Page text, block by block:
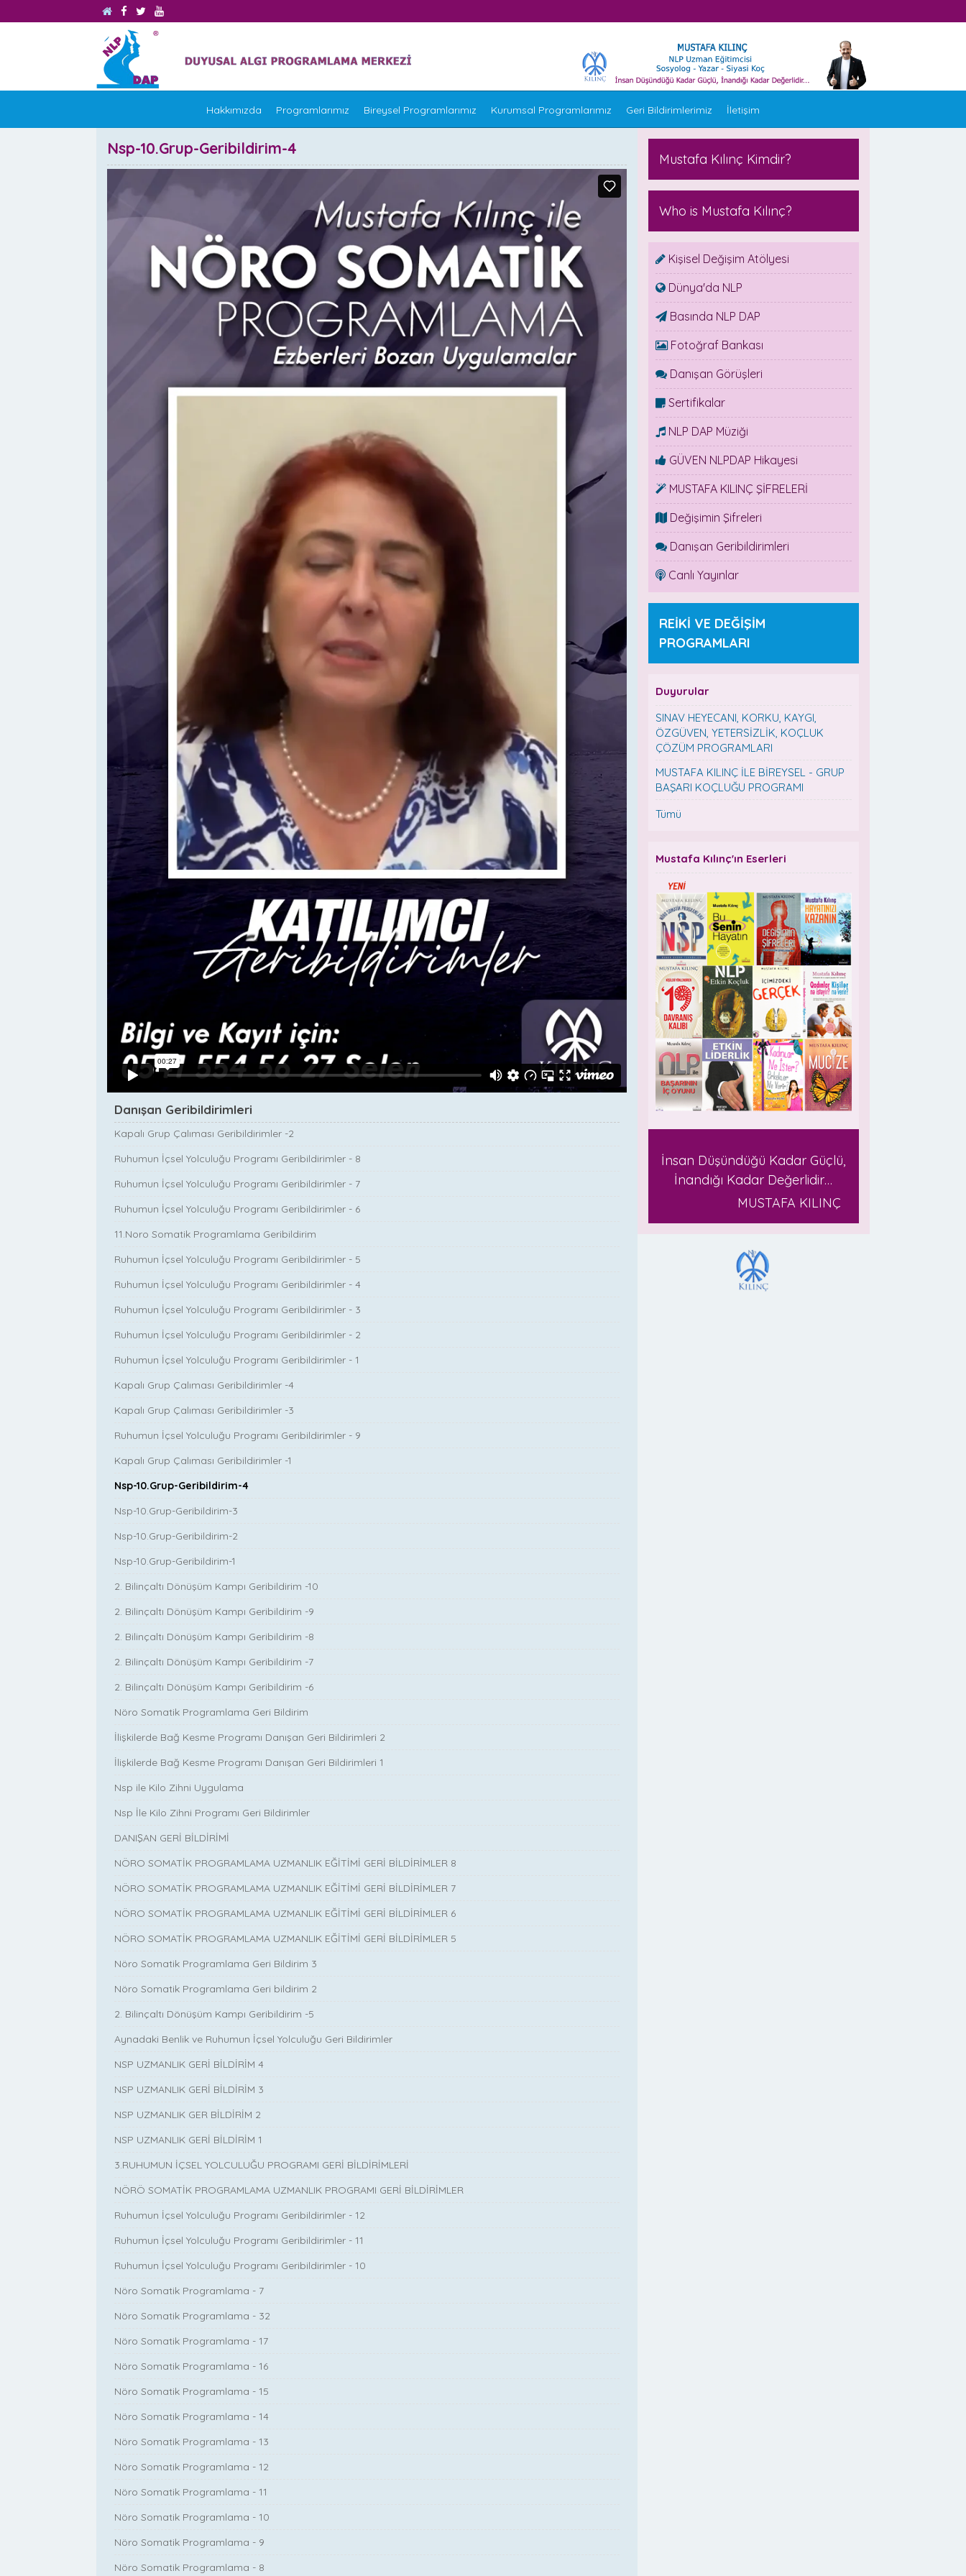
Hakkımızda Programlarımız Bireysel Programlarımız Kurumsal Programlarımız Geri Bildirimlerimiz İletişim
Nsp-10.Grup-Geribildirim-4
Danışan Geribildirimleri
Kapalı Grup Çalıması Geribildirimler -2
Ruhumun İçsel Yolculuğu Programı Geribildirimler - 8
Ruhumun İçsel Yolculuğu Programı Geribildirimler - 7
Ruhumun İçsel Yolculuğu Programı Geribildirimler - 6
11.Noro Somatik Programlama Geribildirim
Ruhumun İçsel Yolculuğu Programı Geribildirimler - 5
Ruhumun İçsel Yolculuğu Programı Geribildirimler - 4
Ruhumun İçsel Yolculuğu Programı Geribildirimler - 3
Ruhumun İçsel Yolculuğu Programı Geribildirimler - 2
Ruhumun İçsel Yolculuğu Programı Geribildirimler - 1
Kapalı Grup Çalıması Geribildirimler -4
Kapalı Grup Çalıması Geribildirimler -3
Ruhumun İçsel Yolculuğu Programı Geribildirimler - 9
Kapalı Grup Çalıması Geribildirimler -1
Nsp-10.Grup-Geribildirim-4
Nsp-10.Grup-Geribildirim-3
Nsp-10.Grup-Geribildirim-2
Nsp-10.Grup-Geribildirim-1
2. Bilinçaltı Dönüşüm Kampı Geribildirim -10
2. Bilinçaltı Dönüşüm Kampı Geribildirim -9
2. Bilinçaltı Dönüşüm Kampı Geribildirim -8
2. Bilinçaltı Dönüşüm Kampı Geribildirim -7
2. Bilinçaltı Dönüşüm Kampı Geribildirim -6
Nöro Somatik Programlama Geri Bildirim
İlişkilerde Bağ Kesme Programı Danışan Geri Bildirimleri 2
İlişkilerde Bağ Kesme Programı Danışan Geri Bildirimleri 1
Nsp ile Kilo Zihni Uygulama
Nsp İle Kilo Zihni Programı Geri Bildirimler
DANIŞAN GERİ BİLDİRİMİ
NÖRO SOMATİK PROGRAMLAMA UZMANLIK EĞİTİMİ GERİ BİLDİRİMLER 8
NÖRO SOMATİK PROGRAMLAMA UZMANLIK EĞİTİMİ GERİ BİLDİRİMLER 7
NÖRO SOMATİK PROGRAMLAMA UZMANLIK EĞİTİMİ GERİ BİLDİRİMLER 6
NÖRO SOMATİK PROGRAMLAMA UZMANLIK EĞİTİMİ GERİ BİLDİRİMLER 5
Nöro Somatik Programlama Geri Bildirim 3
Nöro Somatik Programlama Geri bildirim 2
2. Bilinçaltı Dönüşüm Kampı Geribildirim -5
Aynadaki Benlik ve Ruhumun İçsel Yolculuğu Geri Bildirimler
NSP UZMANLIK GERİ BİLDİRİM 4
NSP UZMANLIK GERİ BİLDİRİM 3
NSP UZMANLIK GER BİLDİRİM 2
NSP UZMANLIK GERİ BİLDİRİM 1
3.RUHUMUN İÇSEL YOLCULUĞU PROGRAMI GERİ BİLDİRİMLERİ
NÖRÖ SOMATİK PROGRAMLAMA UZMANLIK PROGRAMI GERİ BİLDİRİMLER
Ruhumun İçsel Yolculuğu Programı Geribildirimler - 12
Ruhumun İçsel Yolculuğu Programı Geribildirimler - 11
Ruhumun İçsel Yolculuğu Programı Geribildirimler - 10
Nöro Somatik Programlama - 7
Nöro Somatik Programlama - 32
Nöro Somatik Programlama - 17
Nöro Somatik Programlama - 16
Nöro Somatik Programlama - 15
Nöro Somatik Programlama - 14
Nöro Somatik Programlama - 13
Nöro Somatik Programlama - 12
Nöro Somatik Programlama - 11
Nöro Somatik Programlama - 10
Nöro Somatik Programlama - 9
Nöro Somatik Programlama - 8
Mustafa Kılınç Kimdir?
Who is Mustafa Kılınç?
Kişisel Değişim Atölyesi
Dünya'da NLP
Basında NLP DAP
Fotoğraf Bankası
Danışan Görüşleri
Sertifikalar
NLP DAP Müziği
GÜVEN NLPDAP Hikayesi
MUSTAFA KILINÇ ŞİFRELERİ
Değişimin Şifreleri
Danışan Geribildirimleri
Canlı Yayınlar
REİKİ VE DEĞİŞİM
PROGRAMLARI
Duyurular
SINAV HEYECANI, KORKU, KAYGI,
ÖZGÜVEN, YETERSİZLİK, KOÇLUK
ÇÖZÜM PROGRAMLARI
MUSTAFA KILINÇ İLE BİREYSEL - GRUP
BAŞARI KOÇLUĞU PROGRAMI
Tümü
Mustafa Kılınç'ın Eserleri
İnsan Düşündüğü Kadar Güçlü,
İnandığı Kadar Değerlidir…
MUSTAFA KILINÇ